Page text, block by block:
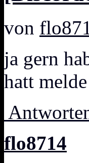
von
ja gern
hatt
flo8714